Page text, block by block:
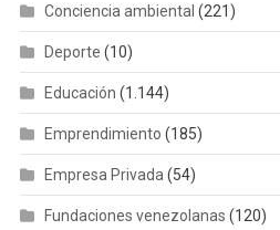
Conciencia ambiental (221)
Deporte (10)
Educación (1.144)
Emprendimiento (185)
Empresa Privada (54)
Fundaciones venezolanas (120)